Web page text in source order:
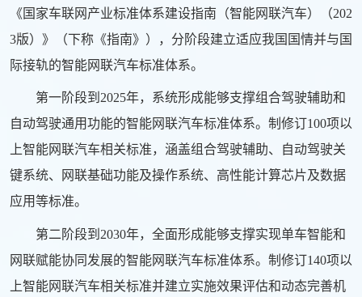
《国家车联网产业标准体系建设指南（智能网联汽车）（202
3版）》（下称《指南》），分阶段建立适应我国国情并与国
际接轨的智能网联汽车标准体系。
第一阶段到2025年，系统形成能够支撑组合驾驶辅助和
自动驾驶通用功能的智能网联汽车标准体系。制修订100项以
上智能网联汽车相关标准，涵盖组合驾驶辅助、自动驾驶关
键系统、网联基础功能及操作系统、高性能计算芯片及数据
应用等标准。
第二阶段到2030年，全面形成能够支撑实现单车智能和
网联赋能协同发展的智能网联汽车标准体系。制修订140项以
上智能网联汽车相关标准并建立实施效果评估和动态完善机